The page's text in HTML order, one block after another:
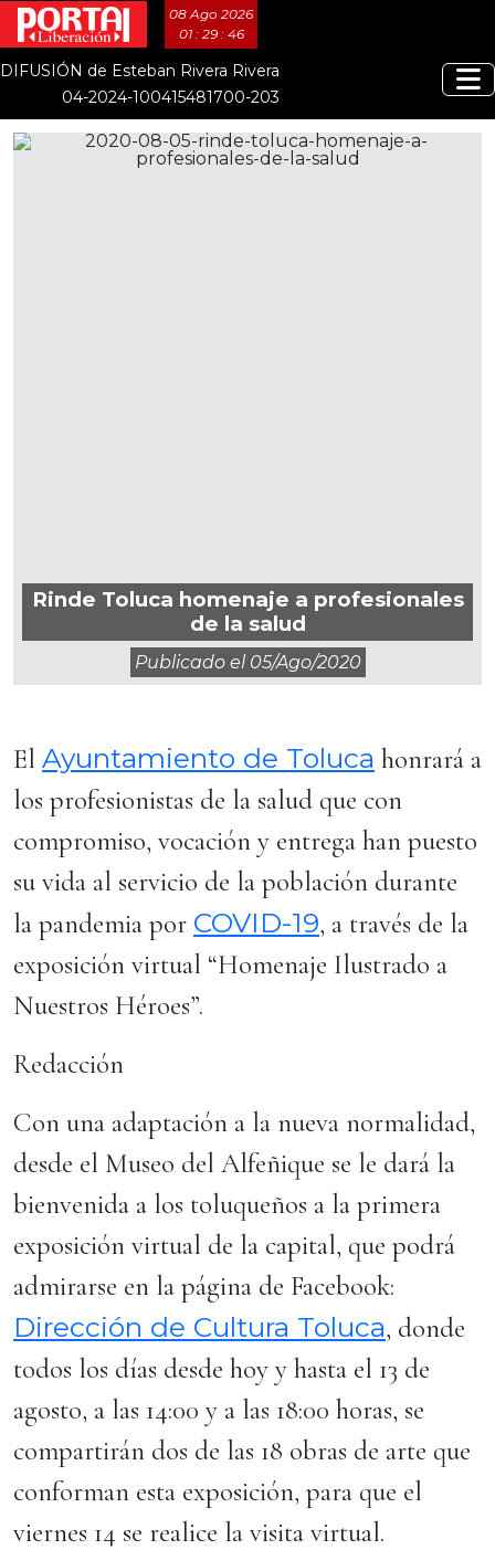
08 Ago 2026
01 : 29 : 46
DIFUSIÓN de Esteban Rivera Rivera
04-2024-100415481700-203
Rinde Toluca homenaje a profesionales
de la salud
Publicado el 05/ago/2020
El Ayuntamiento de Toluca honrará a
los profesionistas de la salud que con
compromiso, vocación y entrega han puesto
su vida al servicio de la población durante
la pandemia por COVID-19, a través de la
exposición virtual “Homenaje Ilustrado a
Nuestros Héroes”.
Redacción
Con una adaptación a la nueva normalidad,
desde el Museo del Alfeñique se le dará la
bienvenida a los toluqueños a la primera
exposición virtual de la capital, que podrá
admirarse en la página de Facebook:
Dirección de Cultura Toluca, donde
todos los días desde hoy y hasta el 13 de
agosto, a las 14:00 y a las 18:00 horas, se
compartirán dos de las 18 obras de arte que
conforman esta exposición, para que el
viernes 14 se realice la visita virtual.